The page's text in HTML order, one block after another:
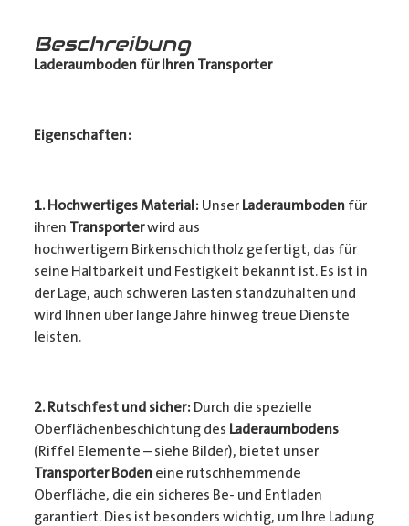
Beschreibung
Laderaumboden für Ihren Transporter
Eigenschaften:
1. Hochwertiges Material: Unser Laderaumbodenfür
ihren Transporterwird aus
hochwertigem Birkenschichtholz gefertigt, das für
seine Haltbarkeit und Festigkeit bekannt ist. Es ist in
der Lage, auch schweren Lasten standzuhalten und
wird Ihnen über lange Jahre hinweg treue Dienste
leisten.
2. Rutschfest und sicher: Durch die spezielle
Oberflächenbeschichtung des Laderaumbodens
(Riffel Elemente – siehe Bilder), bietet unser
Transporter Bodeneine rutschhemmende
Oberfläche, die ein sicheres Be- und Entladen
garantiert. Dies ist besonders wichtig, um Ihre Ladung